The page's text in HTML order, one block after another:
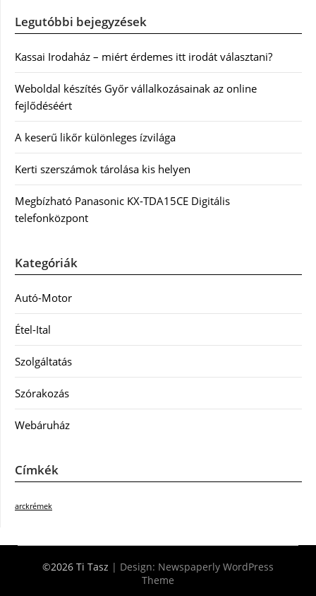
Legutóbbi bejegyzések
Kassai Irodaház – miért érdemes itt irodát választani?
Weboldal készítés Győr vállalkozásainak az online
fejlődéséért
A keserű likőr különleges ízvilága
Kerti szerszámok tárolása kis helyen
Megbízható Panasonic KX-TDA15CE Digitális
telefonközpont
Kategóriák
Autó-Motor
Étel-Ital
Szolgáltatás
Szórakozás
Webáruház
Címkék
arckrémek
©2026 Ti Tasz | Design: Newspaperly WordPress
Theme